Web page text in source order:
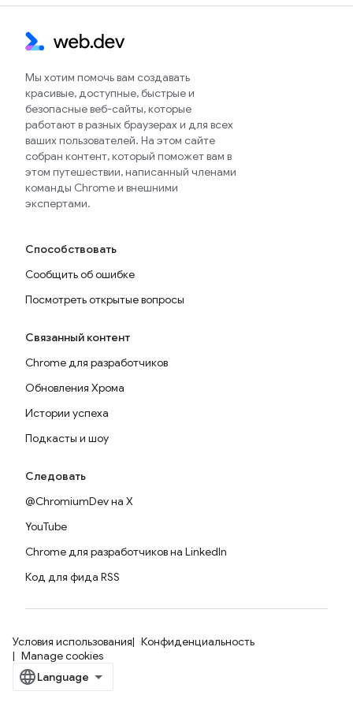
Мы хотим помочь вам создавать
красивые, доступные, быстрые и
безопасные веб-сайты, которые
работают в разных браузерах и для всех
ваших пользователей. На этом сайте
собран контент, который поможет вам в
этом путешествии, написанный членами
команды Chrome и внешними
экспертами.
Способствовать
Сообщить об ошибке
Посмотреть открытые вопросы
Связанный контент
Chrome для разработчиков
Обновления Хрома
Истории успеха
Подкасты и шоу
Следовать
@ChromiumDev на X
YouTube
Chrome для разработчиков на LinkedIn
Код для фида RSS
Условия использования
Конфиденциальность
Manage cookies